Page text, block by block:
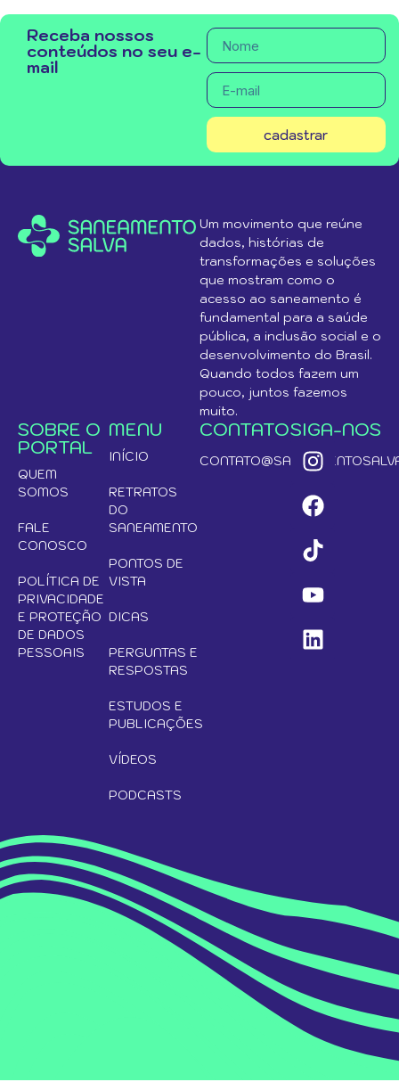
Receba nossos
conteúdos no seu e-
mail
cadastrar
Um movimento que reúne
dados, histórias de
transformações e soluções
que mostram como o
acesso ao saneamento é
fundamental para a saúde
pública, a inclusão social e o
desenvolvimento do Brasil.
Quando todos fazem um
pouco, juntos fazemos
muito.
SOBRE O
PORTAL
QUEM
SOMOS
FALE
CONOSCO
POLÍTICA DE
PRIVACIDADE
E PROTEÇÃO
DE DADOS
PESSOAIS
MENU
INÍCIO
RETRATOS
DO
SANEAMENTO
PONTOS DE
VISTA
DICAS
PERGUNTAS E
RESPOSTAS
ESTUDOS E
PUBLICAÇÕES
VÍDEOS
PODCASTS
CONTATOSIGA-NOS